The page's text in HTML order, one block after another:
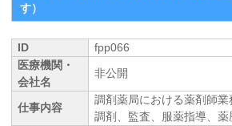
す）
ID
fpp066
医療機関・
会社名
非公開
仕事内容
調剤薬局における薬剤師業
調剤、監査、服薬指導、薬